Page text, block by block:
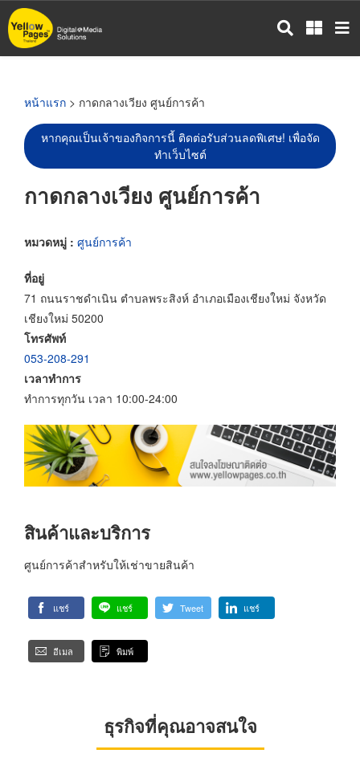
ข้าม
ไป
หน้าแรก > กาดกลางเวียง ศูนย์การค้า
หากคุณเป็นเจ้าของกิจการนี้ ติดต่อรับส่วนลดพิเศษ! เพื่อจัด
ทำเว็บไซต์
กาดกลางเวียง ศูนย์การค้า
หมวดหมู่ : ศูนย์การค้า
ที่อยู่
71 ถนนราชดำเนิน ตำบลพระสิงห์ อำเภอเมืองเชียงใหม่ จังหวัด
เชียงใหม่ 50200
โทรศัพท์
053-208-291
เวลาทำการ
ทำการทุกวัน เวลา 10:00-24:00
สินค้าและบริการ
ศูนย์การค้าสำหรับให้เช่าขายสินค้า
แชร์ แชร์ Tweet แชร์
อีเมล พิมพ์
ธุรกิจที่คุณอาจสนใจ